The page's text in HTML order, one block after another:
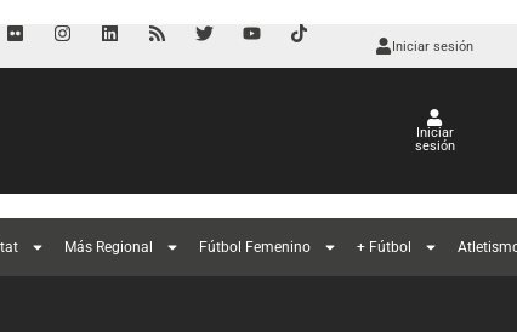
Iniciar sesión
Iniciar
sesión
Más Regional Fútbol Femenino + Fútbol